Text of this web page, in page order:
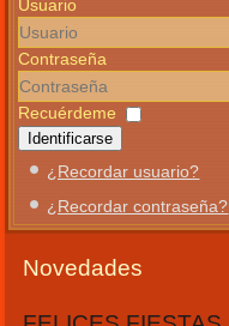
Usuario
Contraseña
Recuérdeme
Identificarse
¿Recordar usuario?
¿Recordar contraseña?
Novedades